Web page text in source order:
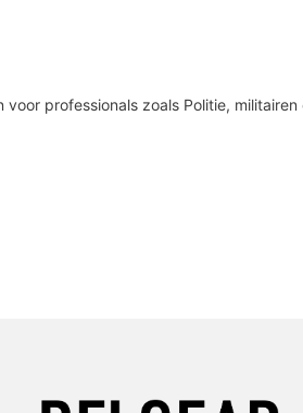
professionals zoals Politie, militairen